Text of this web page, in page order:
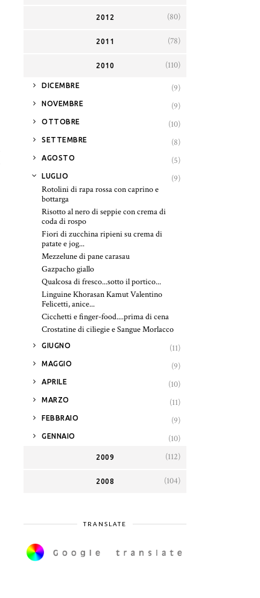
2012 (80)
2011 (78)
2010 (110)
► DICEMBRE (9)
► NOVEMBRE (9)
► OTTOBRE (10)
► SETTEMBRE (8)
► AGOSTO (5)
▼ LUGLIO
(9)
Rotolini di rapa rossa con caprino e
bottarga
Risotto al nero di seppie con crema di
coda di rospo
Fiori di zucchina ripieni su crema di
patate e jog...
Mezzelune di pane carasau
Gazpacho giallo
Qualcosa di fresco...sotto il portico...
Linguine Khorasan Kamut Valentino
Felicetti, anice...
Cicchetti e finger-food....prima di cena
Crostatine di ciliegie e Sangue Morlacco
► GIUGNO (11)
► MAGGIO (9)
► APRILE (10)
► MARZO (11)
► FEBBRAIO (9)
► GENNAIO (10)
2009 (112)
2008 (104)
TRANSLATE